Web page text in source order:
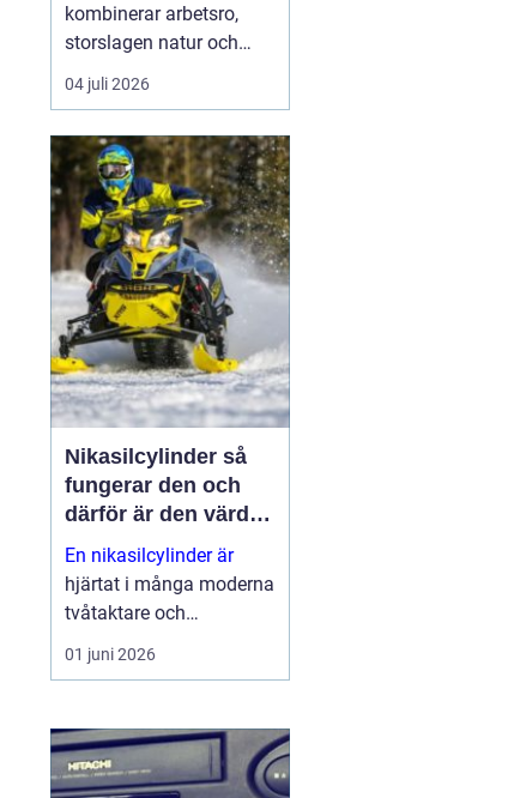
kombinerar arbetsro,
storslagen natur och
genuin dalakultur. Här
möts grupper som vill ha
standardlokal med
projektor och block.
Läget vid Siljan, de
klassiska trähusen och
den stilla bymiljön
skapar en inramnin...
04 juli 2026
Nikasilcylinder så
fungerar den och
därför är den värd
att rädda
En nikasilcylinder är
hjärtat i många moderna
tvåtaktare och
högpresterande
fyrtaktsmotorer. När
förlorar motorn både
kraft och livslängd.
Samtidigt går många
01 juni 2026